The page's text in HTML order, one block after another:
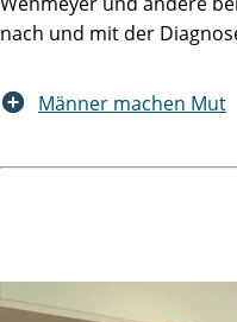
nach und mit der
Männer machen Mut